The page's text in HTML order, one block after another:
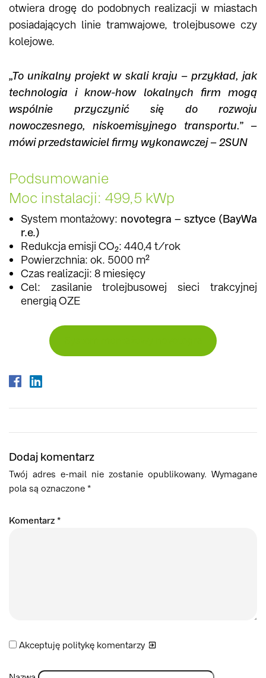
otwiera drogę do podobnych realizacji w miastach
posiadających linie tramwajowe, trolejbusowe czy
kolejowe.
„To unikalny projekt w skali kraju – przykład, jak
technologia i know-how lokalnych firm mogą
wspólnie przyczynić się do rozwoju
nowoczesnego, niskoemisyjnego transportu.” –
mówi przedstawiciel firmy wykonawczej – 2SUN
Podsumowanie
Moc instalacji: 499,5 kWp
System montażowy: novotegra – sztyce (BayWa
r.e.)
Redukcja emisji CO₂: 440,4 t/rok
Powierzchnia: ok. 5000 m²
Czas realizacji: 8 miesięcy
Cel: zasilanie trolejbusowej sieci trakcyjnej
energią OZE
Dodaj komentarz
Twój adres e-mail nie zostanie opublikowany. Wymagane
pola są oznaczone *
Komentarz *
Akceptuję politykę komentarzy